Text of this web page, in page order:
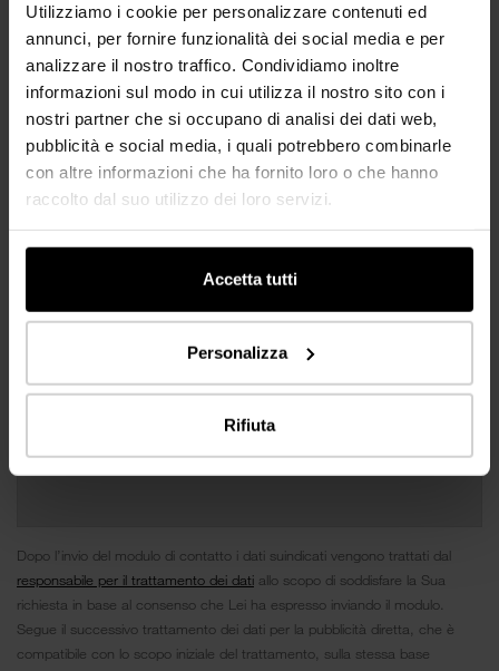
Utilizziamo i cookie per personalizzare contenuti ed
annunci, per fornire funzionalità dei social media e per
analizzare il nostro traffico. Condividiamo inoltre
informazioni sul modo in cui utilizza il nostro sito con i
nostri partner che si occupano di analisi dei dati web,
pubblicità e social media, i quali potrebbero combinarle
con altre informazioni che ha fornito loro o che hanno
raccolto dal suo utilizzo dei loro servizi.
Accetta tutti
Personalizza
Rifiuta
Dopo l’invio del modulo di contatto i dati suindicati vengono trattati dal
responsabile per il trattamento dei dati allo scopo di soddisfare la Sua
richiesta in base al consenso che Lei ha espresso inviando il modulo.
Segue il successivo trattamento dei dati per la pubblicità diretta, che è
compatibile con lo scopo iniziale del trattamento, sulla stessa base